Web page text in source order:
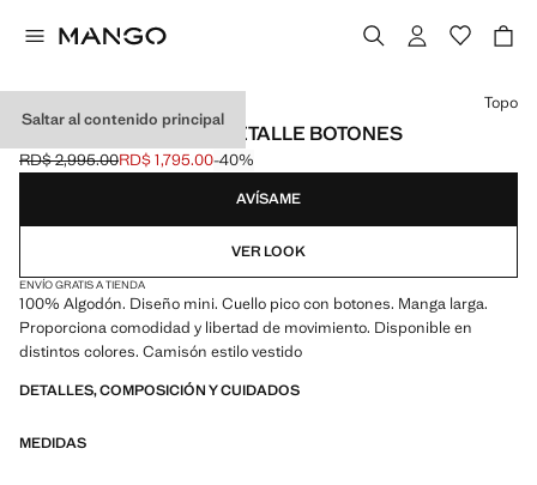
Saltar al contenido principal
CAMISÓN ALGODÓN DETALLE BOTONES
Precio inicial tachado [RD$ 2,995.00 ]
RD$ 2,995.00
Precio actual [RD$ 1,795.00 ]
RD$ 1,795.00-40%
Selecciona un color
Topo
AVÍSAME
VER LOOK
ENVÍO GRATIS A TIENDA
100% Algodón. Diseño mini. Cuello pico con botones. Manga larga.
Proporciona comodidad y libertad de movimiento. Disponible en
distintos colores. Camisón estilo vestido
DETALLES, COMPOSICIÓN Y CUIDADOS
MEDIDAS